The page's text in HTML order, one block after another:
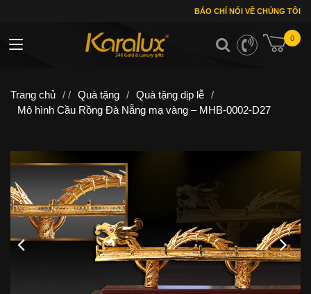
BÁO CHÍ NÓI VỀ CHÚNG TÔI
0
Toggle navigation
Trang chủ / / Quà tặng / Quà tặng dịp lễ /
Mô hình Cầu Rồng Đà Nẵng mạ vàng – MHB-0002-D27